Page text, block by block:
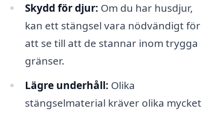
Skydd för djur: Om du har husdjur,
kan ett stängsel vara nödvändigt för
att se till att de stannar inom trygga
gränser.
Lägre underhåll: Olika
stängselmaterial kräver olika mycket